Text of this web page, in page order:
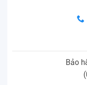
Bảo